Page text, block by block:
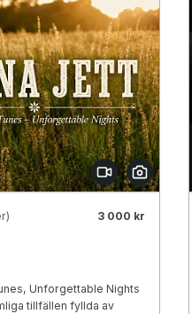
3 000 kr
Unforgettable Nights
tillfällen fyllda av